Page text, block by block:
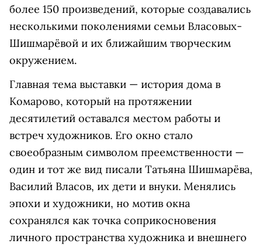
более 150 произведений, которые создавались
несколькими поколениями семьи Власовых-
Шишмарёвой и их ближайшим творческим
окружением.
Главная тема выставки — история дома в
Комарово, который на протяжении
десятилетий оставался местом работы и
встреч художников. Его окно стало
своеобразным символом преемственности —
один и тот же вид писали Татьяна Шишмарёва,
Василий Власов, их дети и внуки. Менялись
эпохи и художники, но мотив окна
сохранялся как точка соприкосновения
личного пространства художника и внешнего